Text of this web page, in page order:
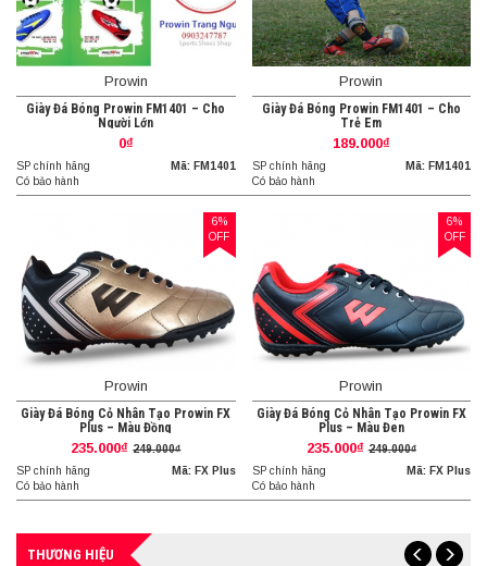
Prowin
Giày Đá Bóng Prowin FM1401 – Cho
Người Lớn
0₫
SP chính hãng
Có bảo hành
Mã: FM1401
Prowin
Giày Đá Bóng Prowin FM1401 – Cho
Trẻ Em
189.000₫
SP chính hãng
Có bảo hành
Mã: FM1401
6%
OFF
Prowin
Giày Đá Bóng Cỏ Nhân Tạo Prowin FX
Plus – Màu Đồng
235.000₫ 249.000₫
SP chính hãng
Có bảo hành
Mã: FX Plus
6%
OFF
Prowin
Giày Đá Bóng Cỏ Nhân Tạo Prowin FX
Plus – Màu Đen
235.000₫ 249.000₫
SP chính hãng
Có bảo hành
Mã: FX Plus
THƯƠNG HIỆU